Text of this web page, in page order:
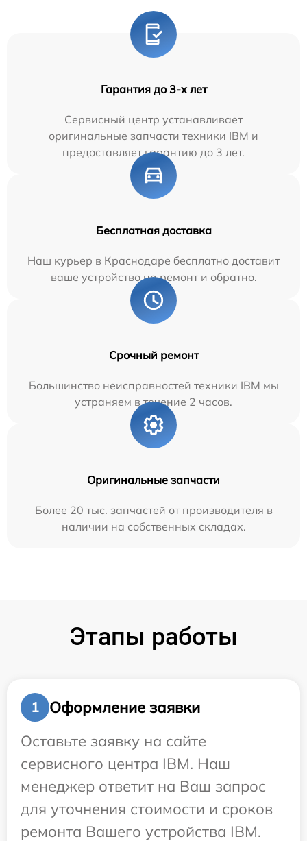
Гарантия до 3-х лет
Сервисный центр устанавливает
оригинальные запчасти техники IBM и
предоставляет гарантию до 3 лет.
Бесплатная доставка
Наш курьер в Краснодаре бесплатно доставит
ваше устройство на ремонт и обратно.
Срочный ремонт
Большинство неисправностей техники IBM мы
устраняем в течение 2 часов.
Оригинальные запчасти
Более 20 тыс. запчастей от производителя в
наличии на собственных складах.
Этапы работы
1
Оформление заявки
Оставьте заявку на сайте
сервисного центра IBM. Наш
менеджер ответит на Ваш запрос
для уточнения стоимости и сроков
ремонта Вашего устройства IBM.